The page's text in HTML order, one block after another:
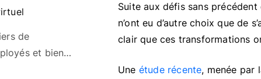
de
et bien
Suite aux défis sans
n’ont eu d’autre choix que de
clair que ces transformations
Une étude récente, menée par